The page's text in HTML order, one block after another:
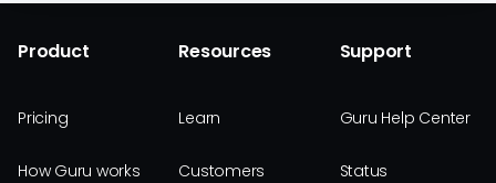
Product
Pricing
How Guru works
Resources
Learn
Customers
Support
Guru Help Center
Status